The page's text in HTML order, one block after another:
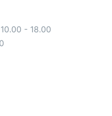
- 18.00